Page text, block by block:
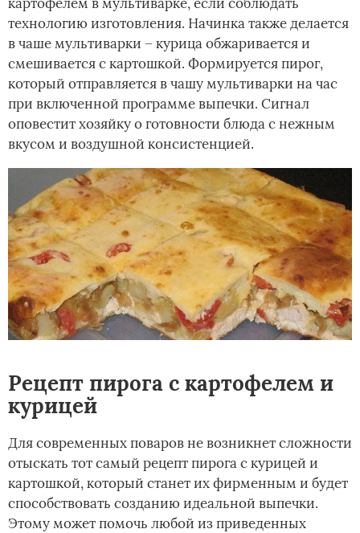
технологию изготовления. Начинка также делается
в чаше мультиварки – курица обжаривается и
смешивается с картошкой. Формируется пирог,
который отправляется в чашу мультиварки на час
при включенной программе выпечки. Сигнал
оповестит хозяйку о готовности блюда с нежным
вкусом и воздушной консистенцией.
Рецепт пирога с картофелем и
курицей
Для современных поваров не возникнет сложности
отыскать тот самый рецепт пирога с курицей и
картошкой, который станет их фирменным и будет
способствовать созданию идеальной выпечки.
Этому может помочь любой из приведенных